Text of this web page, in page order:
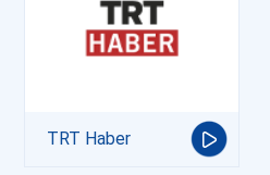
TRT Haber